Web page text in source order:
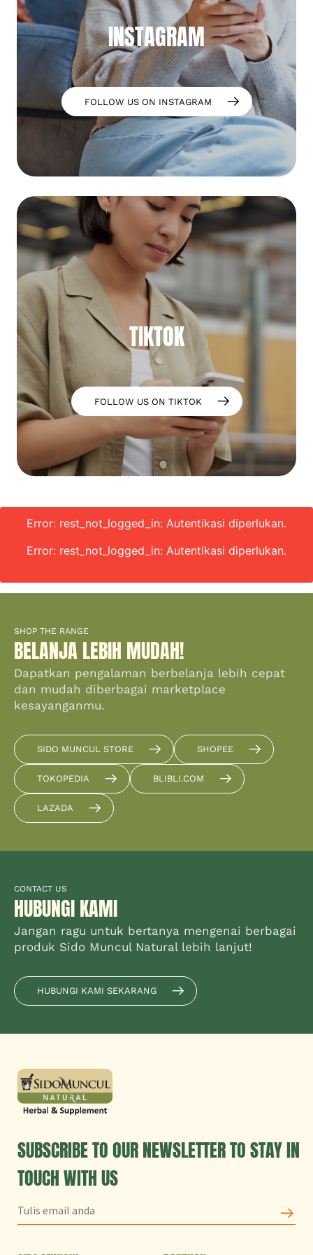
INSTAGRAM
FOLLOW US ON INSTAGRAM
TIKTOK
FOLLOW US ON TIKTOK
Error: rest_not_logged_in: Autentikasi diperlukan.
Error: rest_not_logged_in: Autentikasi diperlukan.
SHOP THE RANGE
BELANJA LEBIH MUDAH!
Dapatkan pengalaman berbelanja lebih cepat
dan mudah diberbagai marketplace
kesayanganmu.
SIDO MUNCUL STORE SHOPEE
TOKOPEDIA BLIBLI.COM
LAZADA
CONTACT US
HUBUNGI KAMI
Jangan ragu untuk bertanya mengenai berbagai
produk Sido Muncul Natural lebih lanjut!
HUBUNGI KAMI SEKARANG
SUBSCRIBE TO OUR NEWSLETTER TO STAY IN
TOUCH WITH US